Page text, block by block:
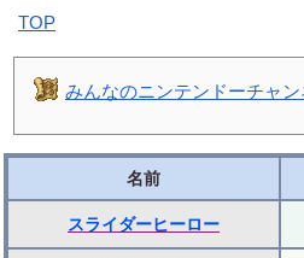
TOP
みんなのニンテンドーチャ
名前
スライダーヒーロー